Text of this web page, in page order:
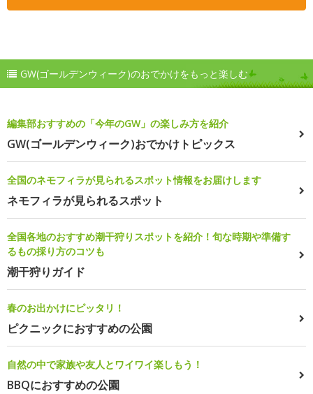
GW(ゴールデンウィーク)のおでかけをもっと楽しむ
編集部おすすめの「今年のGW」の楽しみ方を紹介
GW(ゴールデンウィーク)おでかけトピックス
全国のネモフィラが見られるスポット情報をお届けします
ネモフィラが見られるスポット
全国各地のおすすめ潮干狩りスポットを紹介！旬な時期や準備す
るもの採り方のコツも
潮干狩りガイド
春のお出かけにピッタリ！
ピクニックにおすすめの公園
自然の中で家族や友人とワイワイ楽しもう！
BBQにおすすめの公園